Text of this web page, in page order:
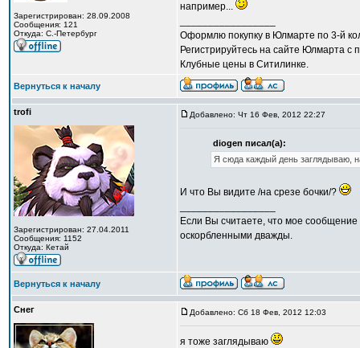
Зарегистрирован: 28.09.2008
Сообщения: 121
Откуда: С.-Петербург
например...
Оформлю покупку в Юлмарте по 3-й
Регистрируйтесь на сайте Юлмарта с
Клубные цены в Ситилинке.
Вернуться к началу
trofi
Зарегистрирован: 27.04.2011
Сообщения: 1152
Откуда: Кетай
Добавлено: Чт 16 Фев, 2012 22:27
diogen писал(а):
Я сюда каждый день заглядываю,
И что Вы видите /на срезе бочки/?
Если Вы считаете, что мое сообщение
оскорбленными дважды.
Вернуться к началу
Снег Добавлено: Сб 18 Фев, 2012 12:03
я тоже заглядываю